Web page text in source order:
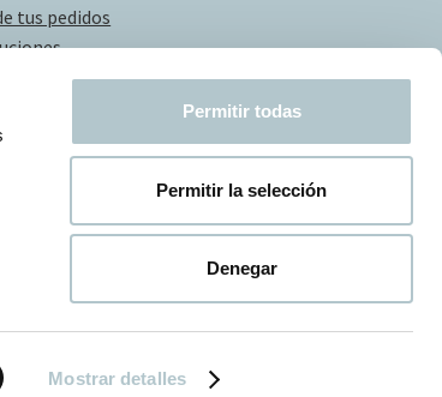
Mostrar detalles
Permitir todas
Permitir la selección
Denegar
tus pedidos